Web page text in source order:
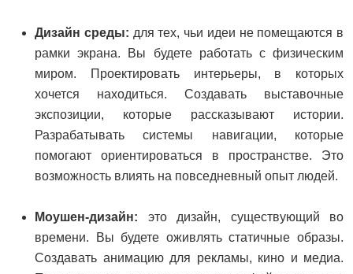
Дизайн среды: для тех, чьи идеи не помещаются в
рамки экрана. Вы будете работать с физическим
миром. Проектировать интерьеры, в которых
хочется находиться. Создавать выставочные
экспозиции, которые рассказывают истории.
Разрабатывать системы навигации, которые
помогают ориентироваться в пространстве. Это
возможность влиять на повседневный опыт людей.
Моушен-дизайн: это дизайн, существующий во
времени. Вы будете оживлять статичные образы.
Создавать анимацию для рекламы, кино и медиа.